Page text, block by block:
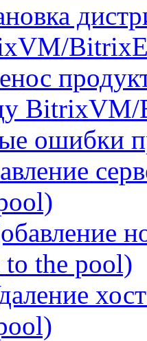
ошибки
to the pool)